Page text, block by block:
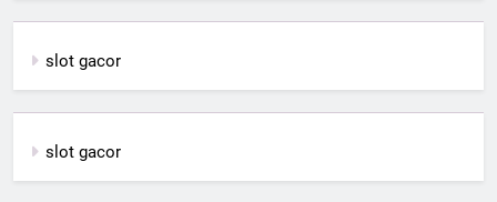
slot gacor
slot gacor